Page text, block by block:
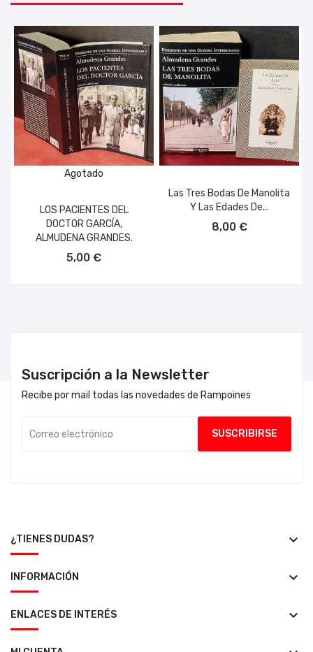
Agotado
LOS PACIENTES DEL
DOCTOR GARCÍA,
ALMUDENA GRANDES.
5,00 €
Las Tres Bodas De Manolita
Y Las Edades De...
8,00 €
Suscripción a la Newsletter
Recibe por mail todas las novedades de Rampoines
¿TIENES DUDAS? keyboard_arrow_down
INFORMACIÓN keyboard_arrow_down
ENLACES DE INTERÉS keyboard_arrow_down